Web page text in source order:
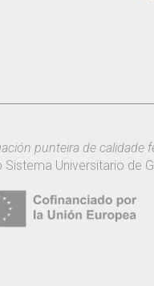
punteira de calidade
Universitario de